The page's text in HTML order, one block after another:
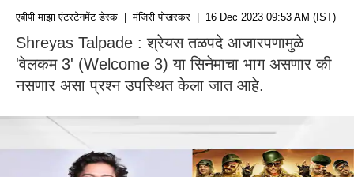
एबीपी माझा एंटरटेनमेंट डेस्क | मंजिरी पोखरकर | 16 Dec 2023 09:53 AM (IST)
Shreyas Talpade : श्रेयस तळपदे आजारपणामुळे
'वेलकम 3' (Welcome 3) या सिनेमाचा भाग असणार की
नसणार असा प्रश्न उपस्थित केला जात आहे.